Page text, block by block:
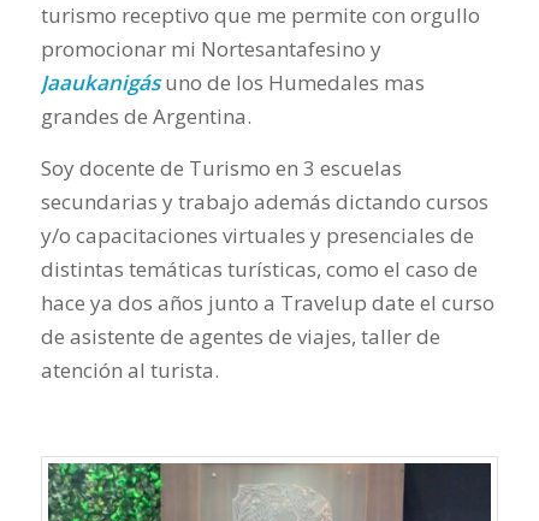
turismo receptivo que me permite con orgullo
promocionar mi Nortesantafesino y
Jaaukanigás uno de los Humedales mas
grandes de Argentina.
Soy docente de Turismo en 3 escuelas
secundarias y trabajo además dictando cursos
y/o capacitaciones virtuales y presenciales de
distintas temáticas turísticas, como el caso de
hace ya dos años junto a Travelup date el curso
de asistente de agentes de viajes, taller de
atención al turista.